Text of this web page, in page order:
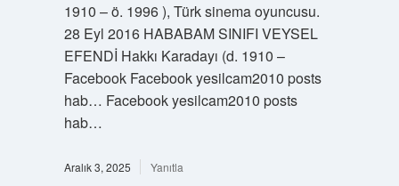
1910 – ö. 1996 ), Türk sinema oyuncusu.
28 Eyl 2016 HABABAM SINIFI VEYSEL
EFENDİ Hakkı Karadayı (d. 1910 –
Facebook Facebook yesilcam2010 posts
hab… Facebook yesilcam2010 posts
hab…
Aralık 3, 2025 Yanıtla